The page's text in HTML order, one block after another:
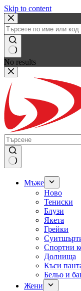
Skip to content
No results
Мъже
Ново
Тениски
Блузи
Якета
Грейки
Спортни
Долнища
Къси
Бельо и
Жени